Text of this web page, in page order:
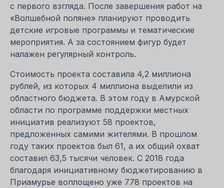
с первого взгляда. После завершения работ на
«Волшебной поляне» планируют проводить
детские игровые программы и тематические
мероприятия. А за состоянием фигур будет
налажен регулярный контроль.
Стоимость проекта составила 4,2 миллиона
рублей, из которых 4 миллиона выделили из
областного бюджета. В этом году в Амурской
области по программе поддержки местных
инициатив реализуют 58 проектов,
предложенных самими жителями. В прошлом
году таких проектов был 61, а их общий охват
составил 63,5 тысячи человек. С 2018 года
благодаря инициативному бюджетированию в
Приамурье воплощено уже 778 проектов на